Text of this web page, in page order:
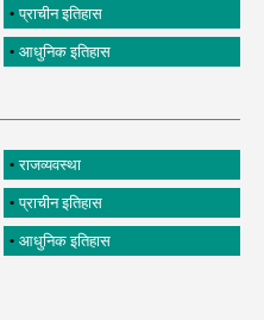
प्राचीन इतिहास
आधुनिक इतिहास
राजव्यवस्था
प्राचीन इतिहास
आधुनिक इतिहास